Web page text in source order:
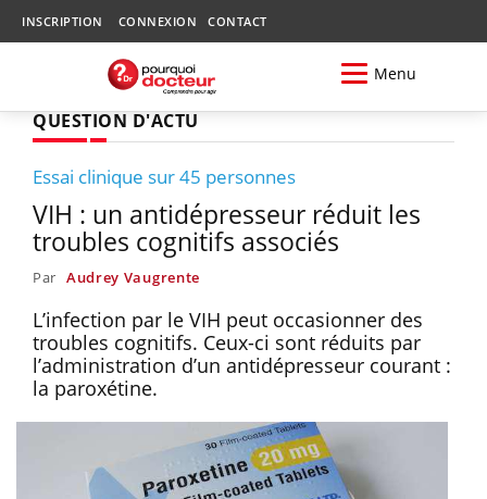
INSCRIPTION CONNEXION CONTACT
Menu
QUESTION D'ACTU
Essai clinique sur 45 personnes
VIH : un antidépresseur réduit les
troubles cognitifs associés
Par Audrey Vaugrente
L’infection par le VIH peut occasionner des
troubles cognitifs. Ceux-ci sont réduits par
l’administration d’un antidépresseur courant :
la paroxétine.